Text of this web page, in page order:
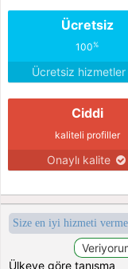
Ücretsiz
100%
Ücretsiz hizmetler
Ciddi
kaliteli profiller
Onaylı kalite
Size en iyi hizmeti
Ülkeye göre tanışma